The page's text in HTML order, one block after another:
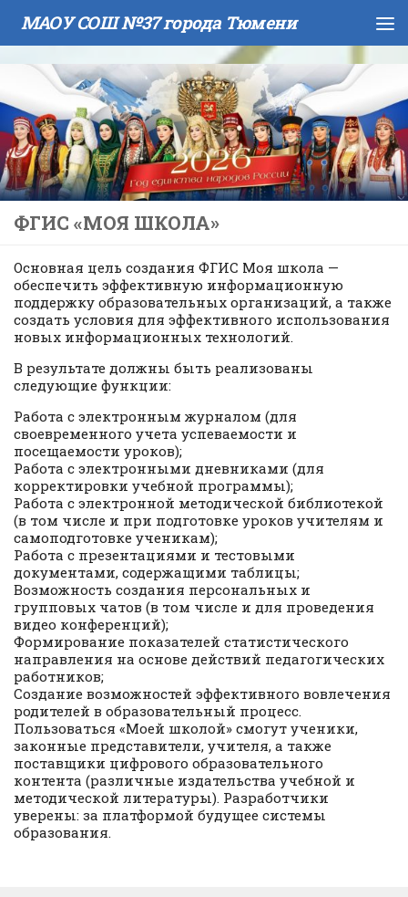
Skip to content
МАОУ СОШ №37 города Тюмени
ФГИС «МОЯ ШКОЛА»
Основная цель создания ФГИС Моя школа —
обеспечить эффективную информационную
поддержку образовательных организаций, а также
создать условия для эффективного использования
новых информационных технологий.
В результате должны быть реализованы
следующие функции:
Работа с электронным журналом (для
своевременного учета успеваемости и
посещаемости уроков);
Работа с электронными дневниками (для
корректировки учебной программы);
Работа с электронной методической библиотекой
(в том числе и при подготовке уроков учителям и
самоподготовке ученикам);
Работа с презентациями и тестовыми
документами, содержащими таблицы;
Возможность создания персональных и
групповых чатов (в том числе и для проведения
видео конференций);
Формирование показателей статистического
направления на основе действий педагогических
работников;
Создание возможностей эффективного вовлечения
родителей в образовательный процесс.
Пользоваться «Моей школой» смогут ученики,
законные представители, учителя, а также
поставщики цифрового образовательного
контента (различные издательства учебной и
методической литературы). Разработчики
уверены: за платформой будущее системы
образования.